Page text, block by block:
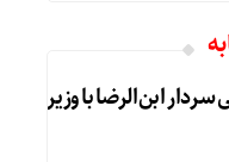
ابن‌الرضا با وزیر